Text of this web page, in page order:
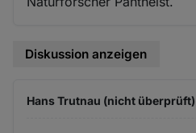
Diskussion anzeigen
Hans Trutnau (nicht überprüft)